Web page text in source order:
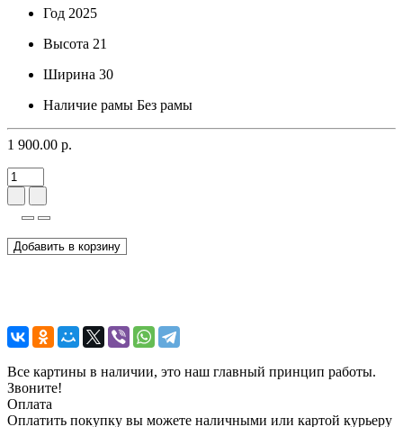
Год 2025
Высота 21
Ширина 30
Наличие рамы Без рамы
1 900.00 р.
Добавить в корзину
Все картины в наличии, это наш главный принцип работы.
Звоните!
Оплата
Оплатить покупку вы можете наличными или картой курьеру